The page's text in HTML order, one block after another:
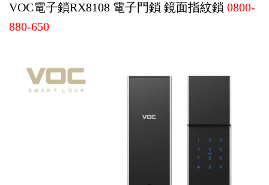
VOC電子鎖RX8108 電子門鎖 鏡面指紋鎖 0800-
880-650